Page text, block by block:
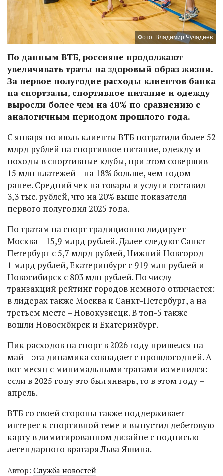
Фото: Владимир Чучадеев
По данным ВТБ, россияне продолжают
увеличивать траты на здоровый образ жизни.
За первое полугодие расходы клиентов банка
на спортзалы, спортивное питание и одежду
выросли более чем на 40% по сравнению с
аналогичным периодом прошлого года.
С января по июль клиенты ВТБ потратили более 52
млрд рублей на спортивное питание, одежду и
походы в спортивные клубы, при этом совершив
15 млн платежей – на 18% больше, чем годом
ранее. Средний чек на товары и услуги составил
3,3 тыс. рублей, что на 20% выше показателя
первого полугодия 2025 года.
По тратам на спорт традиционно лидирует
Москва – 15,9 млрд рублей. Далее следуют Санкт-
Петербург с 5,7 млрд рублей, Нижний Новгород –
1 млрд рублей, Екатеринбург с 919 млн рублей и
Новосибирск с 803 млн рублей. По числу
транзакций рейтинг городов немного отличается:
в лидерах также Москва и Санкт-Петербург, а на
третьем месте – Новокузнецк. В топ-5 также
вошли Новосибирск и Екатеринбург.
Пик расходов на спорт в 2026 году пришелся на
май – эта динамика совпадает с прошлогодней. А
вот месяц с минимальными тратами изменился:
если в 2025 году это был январь, то в этом году –
апрель.
ВТБ со своей стороны также поддерживает
интерес к спортивной теме и выпустил дебетовую
карту в лимитированном дизайне с подписью
легендарного вратаря Льва Яшина.
Автор: Служба новостей